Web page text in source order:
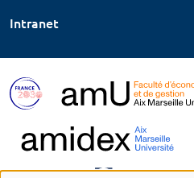
Intranet